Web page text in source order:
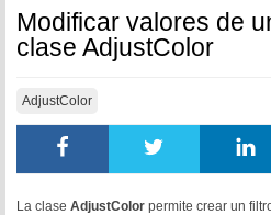
Modificar valores de
clase AdjustColor
AdjustColor
La clase AdjustColor permite crear un